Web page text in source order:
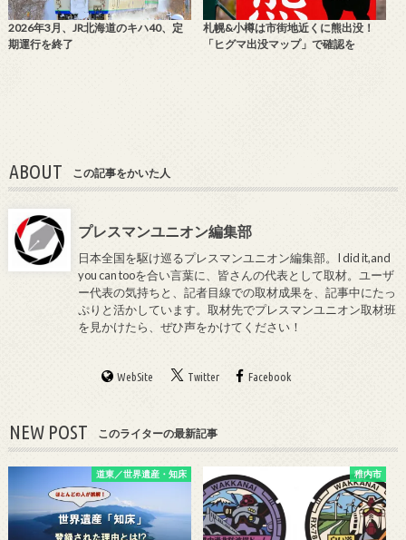
2026年3月、JR北海道のキハ40、定
期運行を終了
札幌&小樽は市街地近くに熊出没！
「ヒグマ出没マップ」で確認を
ABOUT この記事をかいた人
プレスマンユニオン編集部
日本全国を駆け巡るプレスマンユニオン編集部。I did it,and
you can tooを合い言葉に、皆さんの代表として取材。ユーザ
ー代表の気持ちと、記者目線での取材成果を、記事中にたっ
ぷりと活かしています。取材先でプレスマンユニオン取材班
を見かけたら、ぜひ声をかけてください！
WebSite Twitter Facebook
NEW POST このライターの最新記事
道東／世界遺産・知床 稚内市